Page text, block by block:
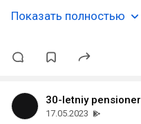
Показать полностью
30-letniy pensioner
17.05.2023